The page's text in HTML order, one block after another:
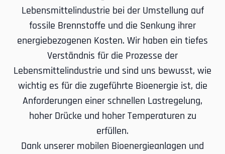
Lebensmittelindustrie bei der Umstellung auf
fossile Brennstoffe und die Senkung ihrer
energiebezogenen Kosten. Wir haben ein tiefes
Verständnis für die Prozesse der
Lebensmittelindustrie und sind uns bewusst, wie
wichtig es für die zugeführte Bioenergie ist, die
Anforderungen einer schnellen Lastregelung,
hoher Drücke und hoher Temperaturen zu
erfüllen.
Dank unserer mobilen Bioenergieanlagen und